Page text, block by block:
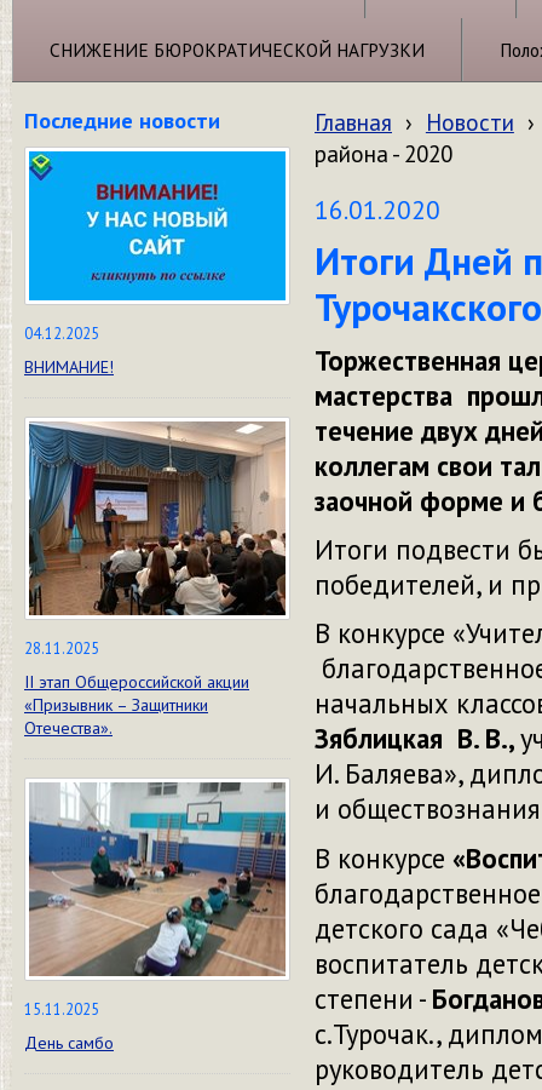
СНИЖЕНИЕ БЮРОКРАТИЧЕСКОЙ НАГРУЗКИ
Последние новости
04.12.2025
ВНИМАНИЕ!
28.11.2025
II этап Общероссийской акции
«Призывник – Защитники
Отечества».
15.11.2025
День самбо
Главная › Новости ›
района - 2020
16.01.2020
Итоги Дней
Торжественная
мастерства
течение двух
коллегам свои
заочной форме и
Итоги подвести
победителей, и
В конкурсе
начальных
Зяблицкая В. В.,
И. Баляева»,
и
В конкурсе
детского сада
воспитатель
степени -
с.Турочак.,
руководитель